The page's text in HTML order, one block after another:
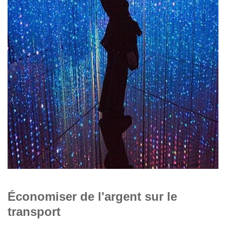
Économiser de l'argent sur le
transport